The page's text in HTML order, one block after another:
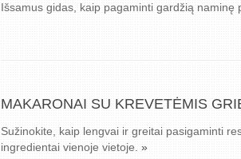
Išsamus gidas, kaip pagaminti gardžią
MAKARONAI SU KREVETĖMIS
Sužinokite, kaip lengvai ir greitai pasigaminti
ingredientai vienoje vietoje. »